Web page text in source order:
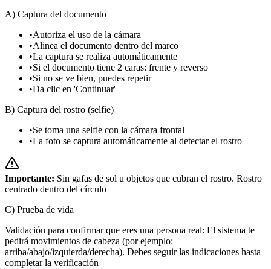
A) Captura del documento
•Autoriza el uso de la cámara
•Alinea el documento dentro del marco
•La captura se realiza automáticamente
•Si el documento tiene 2 caras: frente y reverso
•Si no se ve bien, puedes repetir
•Da clic en 'Continuar'
B) Captura del rostro (selfie)
•Se toma una selfie con la cámara frontal
•La foto se captura automáticamente al detectar el rostro
Importante: Sin gafas de sol u objetos que cubran el rostro. Rostro
centrado dentro del círculo
C) Prueba de vida
Validación para confirmar que eres una persona real: El sistema te
pedirá movimientos de cabeza (por ejemplo:
arriba/abajo/izquierda/derecha). Debes seguir las indicaciones hasta
completar la verificación